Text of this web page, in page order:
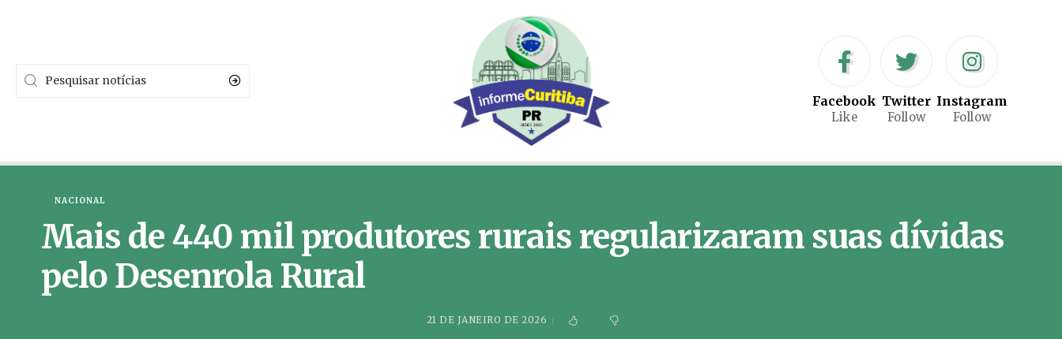
Facebook
Like
Twitter
Follow
Instagram
Follow
NACIONAL
Mais de 440 mil produtores rurais regularizaram suas dívidas
pelo Desenrola Rural
21 DE JANEIRO DE 2026